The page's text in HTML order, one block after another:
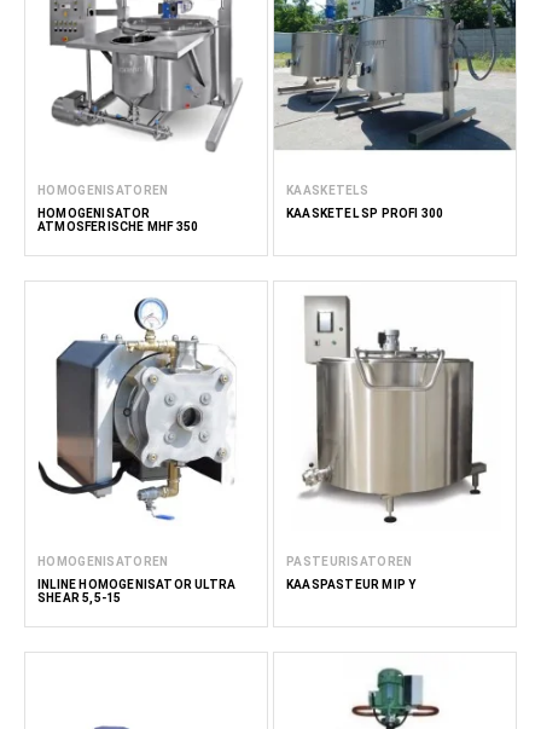
HOMOGENISATOREN
HOMOGENISATOR
ATMOSFERISCHE MHF 350
KAASKETELS
KAASKETEL SP PROFI 300
HOMOGENISATOREN
INLINE HOMOGENISATOR ULTRA
SHEAR 5,5-15
PASTEURISATOREN
KAASPASTEUR MIP Y